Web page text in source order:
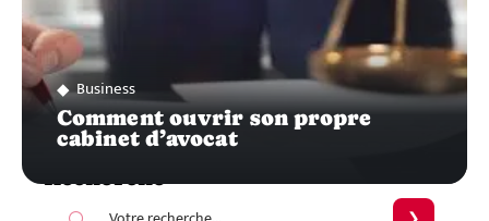
Business
Comment ouvrir son propre
cabinet d’avocat
Recherche